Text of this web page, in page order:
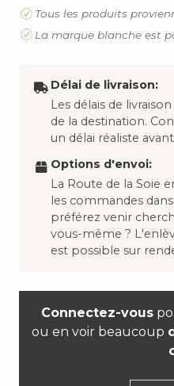
Tous les produits
La marque blanche est
Délai de livraison:
Les délais de
de la destination.
un délai réaliste
Options d'envoi:
La Route de la Soie
les commandes
préférez venir
vous-même ?
est possible sur
Connectez-vous
ou en voir beaucoup